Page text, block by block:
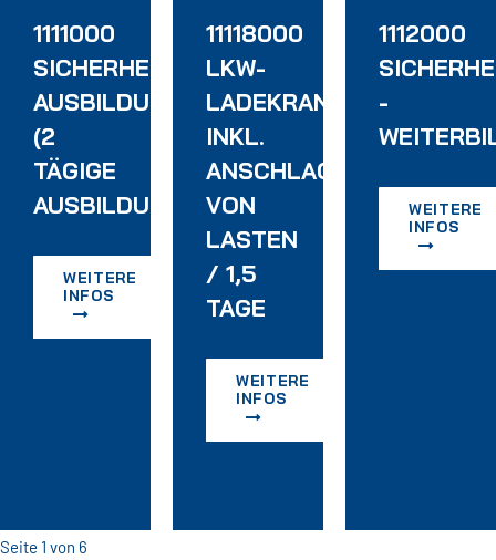
1111000
SICHERHEITSBEAUFTRAGTEN
AUSBILDUNG
(2
TÄGIGE
AUSBILDUNG)
WEITERE
INFOS
11118000
LKW-
INKL.
ANSCHLAGEN
VON
LASTEN
/ 1,5
TAGE
WEITERE
INFOS
1112000
-
WEITERE
INFOS
Seite 1 von 6